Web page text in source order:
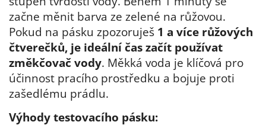
začne měnit barva ze zelené na růžovou.
Pokud na pásku zpozoruješ 1 a více růžových
čtverečků, je ideální čas začít používat
změkčovač vody. Měkká voda je klíčová pro
účinnost pracího prostředku a bojuje proti
zašedlému prádlu.
Výhody testovacího pásku: